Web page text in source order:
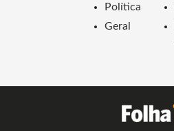
Política
Geral